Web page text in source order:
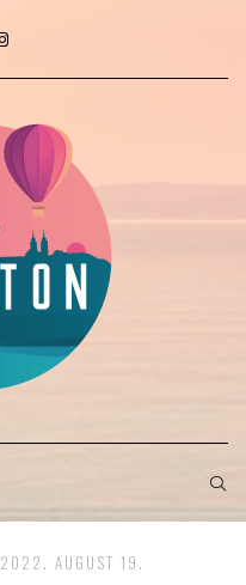
2022. AUGUST 19.